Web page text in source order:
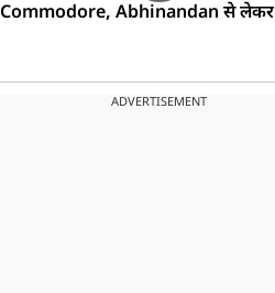
Commodore, Abhinandan से लेकर
ADVERTISEMENT